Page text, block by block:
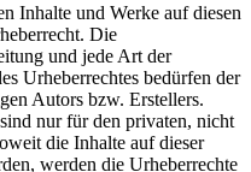
Inhalte und Werke auf diesen
Die
und jede Art der
Urheberrechtes bedürfen der
Autors bzw. Erstellers.
nur für den privaten, nicht
die Inhalte auf dieser
werden die Urheberrechte